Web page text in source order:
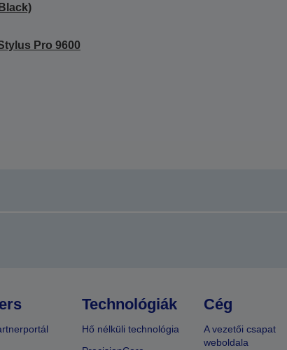
Pro 9600
Technológiák
Hő nélküli technológia
Cég
A vezetői csapat
weboldala